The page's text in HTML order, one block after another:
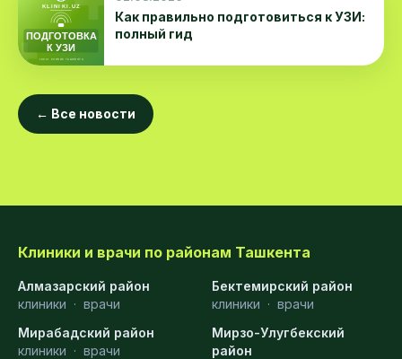
Как правильно подготовиться к УЗИ:
полный гид
← Все новости
Клиники и врачи по районам Ташкента
Алмазарский район
клиники · врачи
Бектемирский район
клиники · врачи
Мирабадский район
клиники · врачи
Мирзо-Улугбекский
район